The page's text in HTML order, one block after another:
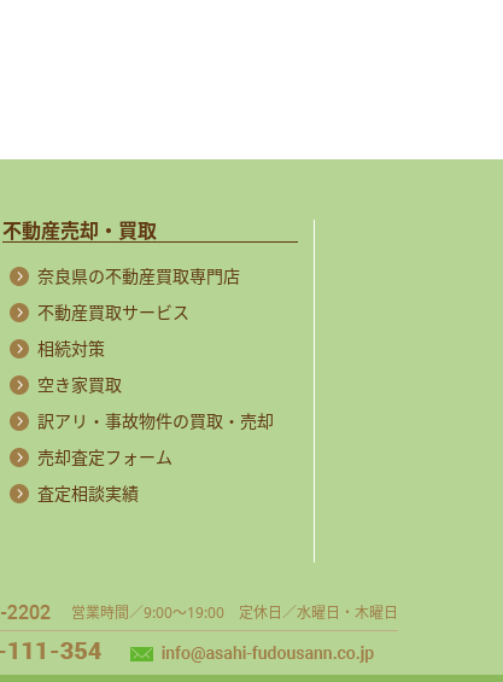
不動産売却・買取
奈良県の不動産買取専門店
不動産買取サービス
相続対策
空き家買取
訳アリ・事故物件の買取・売却
売却査定フォーム
査定相談実績
営業時間／9:00～19:00 定休日／水曜日・木曜日